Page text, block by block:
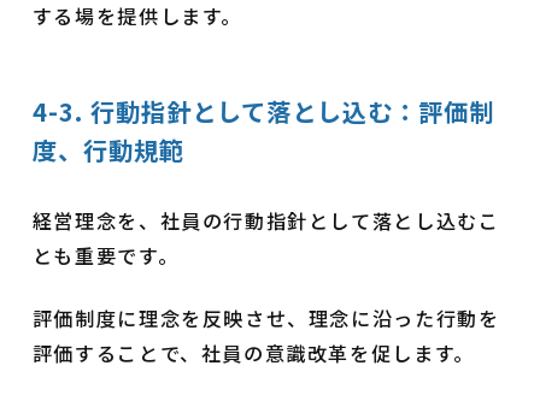
する場を提供します。
4-3. 行動指針として落とし込む：評価制
度、行動規範
経営理念を、社員の行動指針として落とし込むこ
とも重要です。
評価制度に理念を反映させ、理念に沿った行動を
評価することで、社員の意識改革を促します。